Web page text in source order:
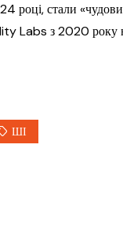
році, стали
Labs з 2020
ШІ